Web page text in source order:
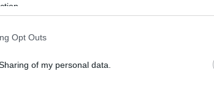
Opt Outs
of my personal data.